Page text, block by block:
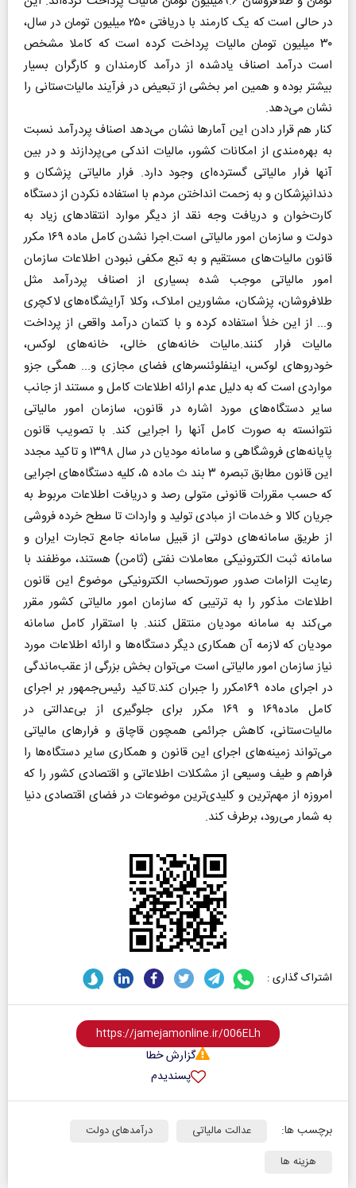
در حالی است که یک کارمند با دریافتی ۲۵۰ میلیون تومان در سال،
۳۰ میلیون تومان مالیات پرداخت کرده است که کاملا مشخص
است درآمد اصناف یادشده از درآمد کارمندان و کارگران بسیار
بیشتر بوده و همین امر بخشی از تبعیض در فرآیند مالیات‌ستانی را
نشان می‌دهد.
کنار هم قرار دادن این آمارها نشان می‌دهد اصناف پردرآمد نسبت
به بهره‌مندی از امکانات کشور، مالیات اندکی می‌پردازند و در بین
آنها فرار مالیاتی گسترده‌ای وجود دارد. فرار مالیاتی پزشکان و
دندانپزشکان و به زحمت انداختن مردم با استفاده نکردن از دستگاه
کارت‌خوان و دریافت وجه نقد از دیگر موارد انتقادهای زیاد به
دولت و سازمان امور مالیاتی است.اجرا نشدن کامل ماده ۱۶۹ مکرر
قانون مالیات‌های مستقیم و به تبع مکفی نبودن اطلاعات سازمان
امور مالیاتی موجب شده بسیاری از اصناف پردرآمد مثل
طلافروشان، پزشکان، مشاورین املاک، وکلا آرایشگاه‌های لاکچری
و... از این خلأ استفاده کرده و با کتمان درآمد واقعی از پرداخت
مالیات فرار کنند.مالیات خانه‌های خالی، خانه‌های لوکس،
خودروهای لوکس، اینفلوئنسرهای فضای مجازی و... همگی جزو
مواردی است که به دلیل عدم ارائه اطلاعات کامل و مستند از جانب
سایر دستگاه‌های مورد اشاره در قانون، سازمان امور مالیاتی
نتوانسته به صورت کامل آنها را اجرایی کند. با تصویب قانون
پایانه‌های فروشگاهی و سامانه مودیان در سال ۱۳۹۸ و تاکید مجدد
این قانون مطابق تبصره ۳ بند ث ماده ۵، کلیه دستگاه‌های اجرایی
که حسب مقررات قانونی متولی رصد و دریافت اطلاعات مربوط به
جریان کالا و خدمات از مبادی تولید و واردات تا سطح خرده فروشی
از طریق سامانه‌های دولتی از قبیل سامانه جامع تجارت ایران و
سامانه ثبت الکترونیکی معاملات نفتی (ثامن) هستند، موظفند با
رعایت الزامات صدور صورتحساب الکترونیکی موضوع این قانون
اطلاعات مذکور را به ترتیبی که سازمان امور مالیاتی کشور مقرر
می‌‌کند به سامانه مودیان منتقل کنند. با استقرار کامل سامانه
مودیان که لازمه آن همکاری دیگر دستگاه‌ها و ارائه اطلاعات مورد
نیاز سازمان امور مالیاتی است می‌توان بخش بزرگی از عقب‌ماندگی
در اجرای ماده ۱۶۹مکرر را جبران کند.تاکید رئیس‌جمهور بر اجرای
کامل ماده۱۶۹ و ۱۶۹ مکرر برای جلوگیری از بی‌عدالتی در
مالیات‌ستانی، کاهش جرائمی همچون قاچاق و فرار‌های مالیاتی
می‌تواند زمینه‌های اجرای این قانون و همکاری سایر دستگاه‌ها را
فراهم و طیف وسیعی از مشکلات اطلاعاتی و اقتصادی کشور را که
امروزه از مهم‌ترین و کلیدی‌ترین موضوعات در فضای اقتصادی دنیا
به شمار می‌رود، برطرف کند.
اشتراک گذاری :
گزارش خطا
پسندیدم
برچسب ها: عدالت مالیاتی
درآمدهای دولت
هزینه ها